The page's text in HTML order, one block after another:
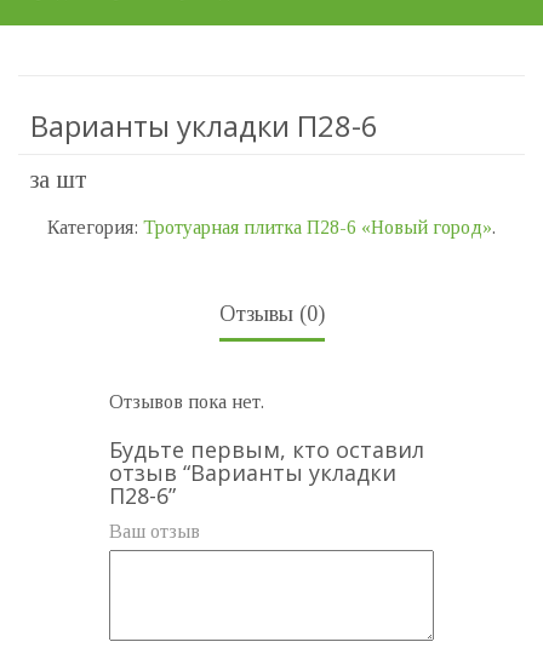
Варианты укладки П28-6
за шт
Категория: Тротуарная плитка П28-6 «Новый город».
Отзывы (0)
Отзывов пока нет.
Будьте первым, кто оставил
отзыв “Варианты укладки
П28-6”
Ваш отзыв